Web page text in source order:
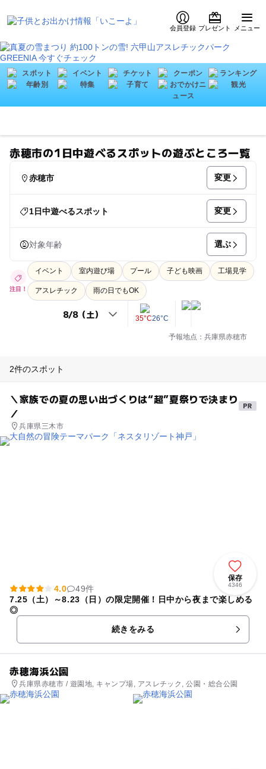
会員登録 プレゼント メニュー
赤穂市の1日中遊べるスポットの遊ぶところ一覧
赤穂市 変更
1日中遊べるスポット 変更
対象年齢 選ぶ
注目！
イベント 室内遊び場 プール 子ども映画 工場見学
アスレチック 雨の日でもOK
35°C26°C
予報地点：兵庫県赤穂市
2件のスポット
＼家族での夏の思い出づくりは“超”夏祭りで決まり
／
兵庫県三木市
保存
4346
4.0
49件
7.25（土）～8.23（日）の限定開催！日中から夜まで楽しめる
◎
続きをみる
赤穂海浜公園
兵庫県赤穂市 / 遊園地, キャンプ場, アスレチック, 公園・総合公園